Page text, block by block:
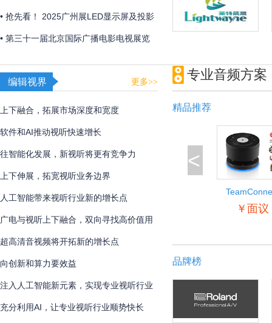
展全新展区规划首发 ，全球招展正式启
动！
• 抢先看！ 2025广州展LED显示屏及投影
产品企业展品合集
• 第三十一届北京国际广播电影电视展览
编辑视界 更多>>
上下融合，拓展市场深度和宽度
软件和AI推动视听快速增长
往智能化发展，新视听将更有竞争力
上下伸展，拓宽视听业务边界
人工智能带来视听行业新的增长点
广电与视听上下融合，双向寻找高价值用
户
超高清音视频将开拓新的增长点
向创新和算力要效益
注入人工智能新元素，实现专业视听行业
创新
充分利用AI，让专业视听行业顺势快长
专业音频方案
精品推荐
<
￥面议
品牌榜